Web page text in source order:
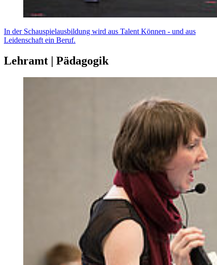
In der Schauspielausbildung wird aus Talent Können - und aus
Leidenschaft ein Beruf.
Lehramt | Pädagogik